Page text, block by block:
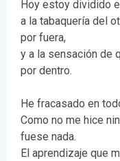
Hoy estoy dividido
a la tabaquería del
por fuera,
y a la sensación de
por dentro.
He fracasado en
Como no me hice
fuese nada.
El aprendizaje que